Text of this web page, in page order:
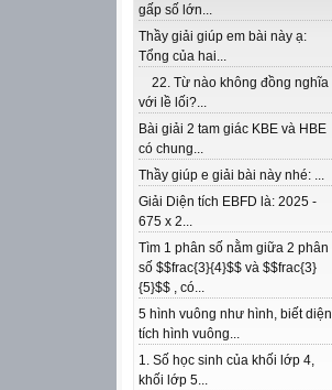
gấp số lớn...
Thầy giải giúp em bài này ạ:
Tổng của hai...
22. Từ nào không đồng nghĩa
với lề lối?...
Bài giải 2 tam giác KBE và HBE
có chung...
Thầy giúp e giải bài này nhé: ...
Giải Diện tích EBFD là: 2025 -
675 x 2...
Tìm 1 phân số nằm giữa 2 phân
số $$frac{3}{4}$$ và $$frac{3}
{5}$$ , có...
5 hình vuông như hình, biết diện
tích hình vuông...
1. Số học sinh của khối lớp 4,
khối lớp 5...